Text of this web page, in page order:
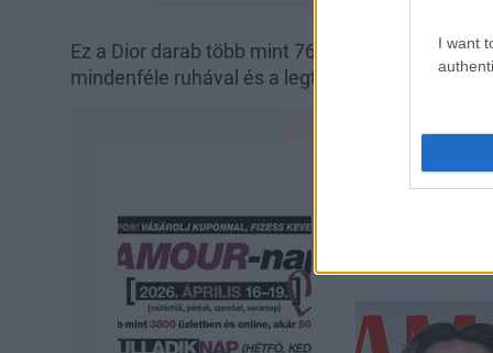
I want
Ez a Dior darab több mint 760 000 forintot ér.
mindenféle ruhával és a legtöbb szettel nagyon